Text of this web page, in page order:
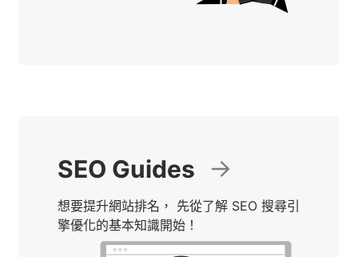
SEO Guides
想要提升網站排名， 先從了解 SEO 搜尋引
擎優化的基本知識開始！